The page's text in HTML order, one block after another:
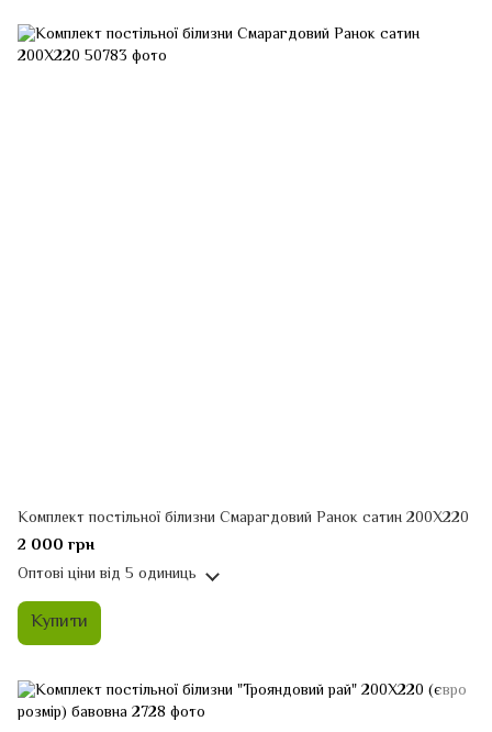
Комплект постільної білизни Смарагдовий Ранок сатин 200Х220
2 000 грн
Оптові ціни від 5 одиниць
Купити